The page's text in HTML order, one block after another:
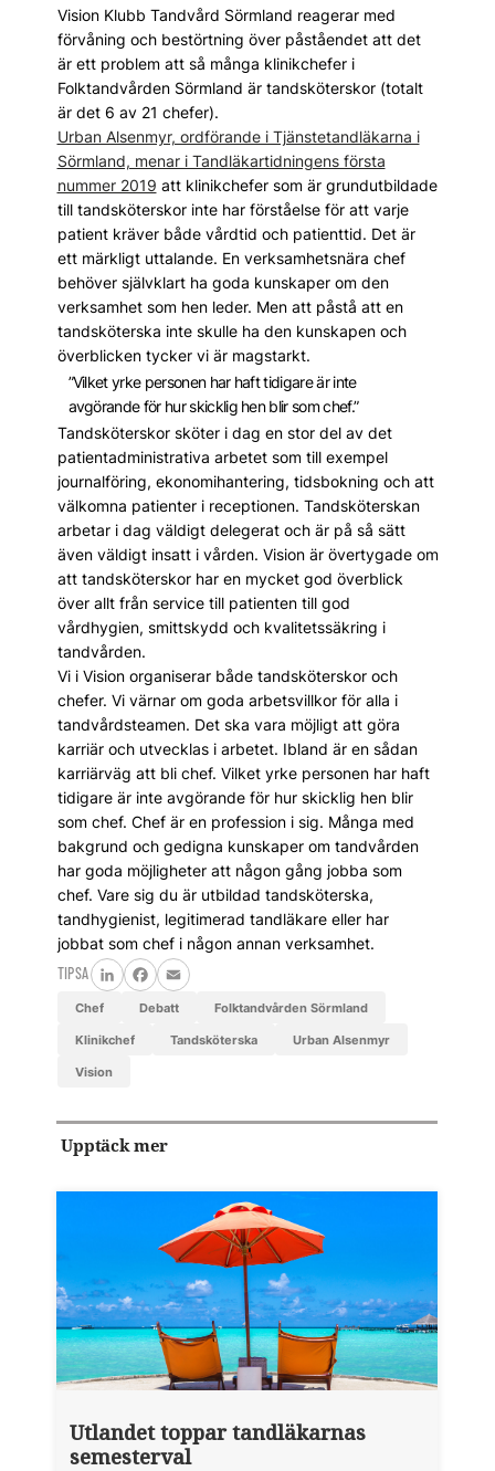
Vision Klubb Tandvård Sörmland reagerar med
förvåning och bestörtning över påståendet att det
är ett problem att så många klinikchefer i
Folktandvården Sörmland är tandsköterskor (totalt
är det 6 av 21 chefer).
Urban Alsenmyr, ordförande i Tjänstetandläkarna i
Sörmland, menar i Tandläkartidningens första
nummer 2019 att klinikchefer som är grundutbildade
till tandsköterskor inte har förståelse för att varje
patient kräver både vårdtid och patienttid. Det är
ett märkligt uttalande. En verksamhetsnära chef
behöver självklart ha goda kunskaper om den
verksamhet som hen leder. Men att påstå att en
tandsköterska inte skulle ha den kunskapen och
överblicken tycker vi är magstarkt.
”Vilket yrke personen har haft tidigare är inte
avgörande för hur skicklig hen blir som chef.”
Tandsköterskor sköter i dag en stor del av det
patientadministrativa arbetet som till exempel
journalföring, ekonomihantering, tidsbokning och att
välkomna patienter i receptionen. Tandsköterskan
arbetar i dag väldigt delegerat och är på så sätt
även väldigt insatt i vården. Vision är övertygade om
att tandsköterskor har en mycket god överblick
över allt från service till patienten till god
vårdhygien, smittskydd och kvalitetssäkring i
tandvården.
Vi i Vision organiserar både tandsköterskor och
chefer. Vi värnar om goda arbetsvillkor för alla i
tandvårdsteamen. Det ska vara möjligt att göra
karriär och utvecklas i arbetet. Ibland är en sådan
karriärväg att bli chef. Vilket yrke personen har haft
tidigare är inte avgörande för hur skicklig hen blir
som chef. Chef är en profession i sig. Många med
bakgrund och gedigna kunskaper om tandvården
har goda möjligheter att någon gång jobba som
chef. Vare sig du är utbildad tandsköterska,
tandhygienist, legitimerad tandläkare eller har
jobbat som chef i någon annan verksamhet.
TIPSA
LinkedInFacebook
Email
chef Debatt Folktandvården Sörmland
klinikchef tandsköterska Urban Alsenmyr
Vision
Upptäck mer
Utlandet toppar tandläkarnas
semesterval